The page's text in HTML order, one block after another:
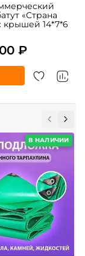
«Страна
крышей 14*7*6
₽
В НАЛИЧИИ